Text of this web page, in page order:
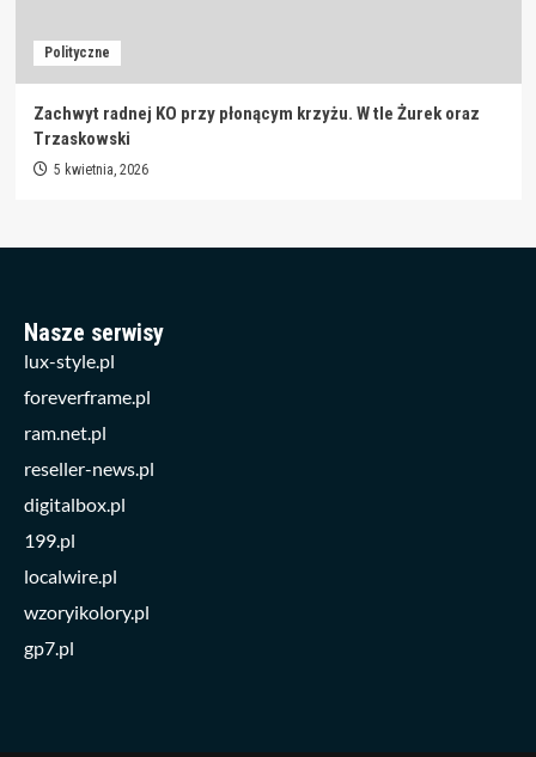
Polityczne
Zachwyt radnej KO przy płonącym krzyżu. W tle Żurek oraz
Trzaskowski
5 kwietnia, 2026
Nasze serwisy
lux-style.pl
foreverframe.pl
ram.net.pl
reseller-news.pl
digitalbox.pl
199.pl
localwire.pl
wzoryikolory.pl
gp7.pl